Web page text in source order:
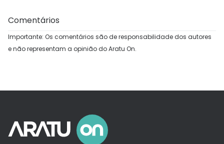
Comentários
Importante: Os comentários são de responsabilidade dos autores
e não representam a opinião do Aratu On.